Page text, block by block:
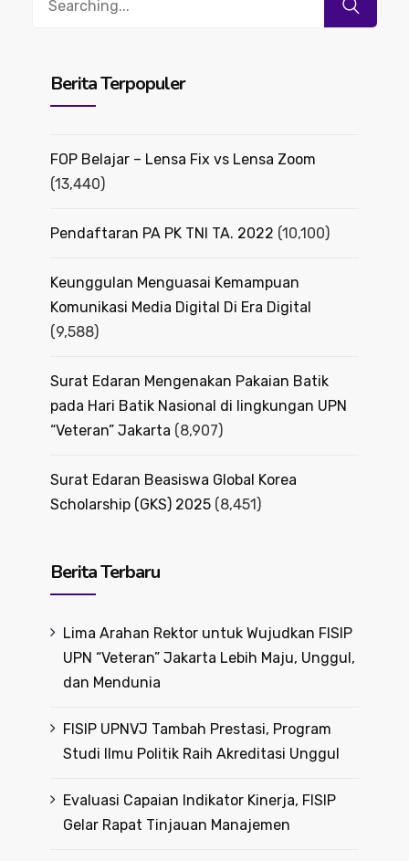
Berita Terpopuler
FOP Belajar – Lensa Fix vs Lensa Zoom
(13,440)
Pendaftaran PA PK TNI TA. 2022 (10,100)
Keunggulan Menguasai Kemampuan
Komunikasi Media Digital Di Era Digital
(9,588)
Surat Edaran Mengenakan Pakaian Batik
pada Hari Batik Nasional di lingkungan UPN
“Veteran” Jakarta (8,907)
Surat Edaran Beasiswa Global Korea
Scholarship (GKS) 2025 (8,451)
Berita Terbaru
Lima Arahan Rektor untuk Wujudkan FISIP
UPN “Veteran” Jakarta Lebih Maju, Unggul,
dan Mendunia
FISIP UPNVJ Tambah Prestasi, Program
Studi Ilmu Politik Raih Akreditasi Unggul
Evaluasi Capaian Indikator Kinerja, FISIP
Gelar Rapat Tinjauan Manajemen